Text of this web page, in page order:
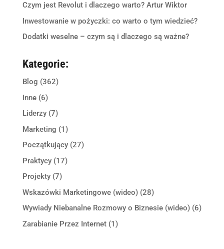
Czym jest Revolut i dlaczego warto? Artur Wiktor
Inwestowanie w pożyczki: co warto o tym wiedzieć?
Dodatki weselne – czym są i dlaczego są ważne?
Kategorie:
Blog (362)
Inne(6)
Liderzy(7)
Marketing (1)
Początkujący(27)
Praktycy(17)
Projekty(7)
Wskazówki Marketingowe (wideo)(28)
Wywiady Niebanalne Rozmowy o Biznesie (wideo)(6)
Zarabianie Przez Internet(1)